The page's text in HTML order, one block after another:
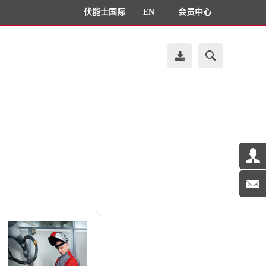
伏能士国际 EN 会员中心